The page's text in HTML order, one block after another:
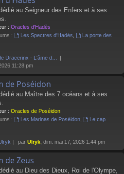
au Seigneur des Enfers et à ses
: Oracles d'Hadès
:
Les Spectres d'Hadès
La porte des
Dracerinx - L'âme d…
11:28 pm
de Poséidon
au Maître des 7 océans et à ses
: Oracles de Poséidon
:
Les Marinas de Poséidon,
Le cap
par Ulryk , dim. mai 17, 2026 1:44 pm
de Zeus
au Dieu des Dieux, Roi de l'Olympe,